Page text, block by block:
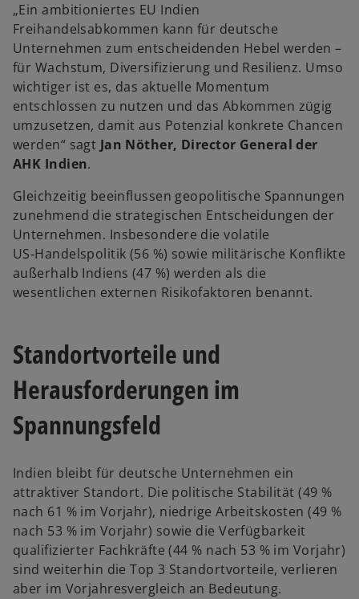
„Ein ambitioniertes EU Indien
Freihandelsabkommen kann für deutsche
Unternehmen zum entscheidenden Hebel werden –
für Wachstum, Diversifizierung und Resilienz. Umso
wichtiger ist es, das aktuelle Momentum
entschlossen zu nutzen und das Abkommen zügig
umzusetzen, damit aus Potenzial konkrete Chancen
werden“ sagt Jan Nöther, Director General der
AHK Indien.
Gleichzeitig beeinflussen geopolitische Spannungen
zunehmend die strategischen Entscheidungen der
Unternehmen. Insbesondere die volatile
US‑Handelspolitik (56 %) sowie militärische Konflikte
außerhalb Indiens (47 %) werden als die
wesentlichen externen Risikofaktoren benannt.
Standortvorteile und
Herausforderungen im
Spannungsfeld
Indien bleibt für deutsche Unternehmen ein
attraktiver Standort. Die politische Stabilität (49 %
nach 61 % im Vorjahr), niedrige Arbeitskosten (49 %
nach 53 % im Vorjahr) sowie die Verfügbarkeit
qualifizierter Fachkräfte (44 % nach 53 % im Vorjahr)
sind weiterhin die Top 3 Standortvorteile, verlieren
aber im Vorjahresvergleich an Bedeutung.